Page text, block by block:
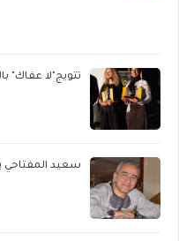
تتويج"لا عفاك"
سعيد المفتاحي